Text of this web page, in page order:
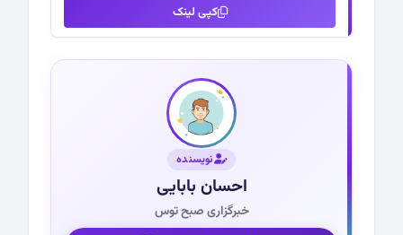
کپی لینک
نویسنده
احسان بابایی
خبرگزاری صبح توس